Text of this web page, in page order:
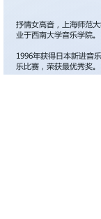
抒情女高音，上海师范
业于西南大学音乐学院。
1996年获得日本新进音
乐比赛，荣获最优秀奖。